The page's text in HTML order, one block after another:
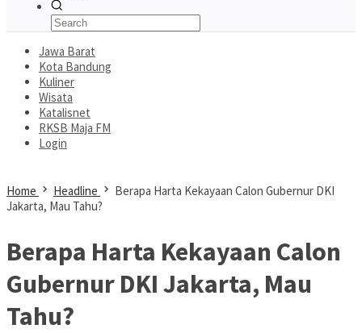
Jawa Barat
Kota Bandung
Kuliner
Wisata
Katalisnet
RKSB Maja FM
Login
Home Headline
Berapa Harta Kekayaan Calon Gubernur DKI
Jakarta, Mau Tahu?
Berapa Harta Kekayaan Calon
Gubernur DKI Jakarta, Mau
Tahu?